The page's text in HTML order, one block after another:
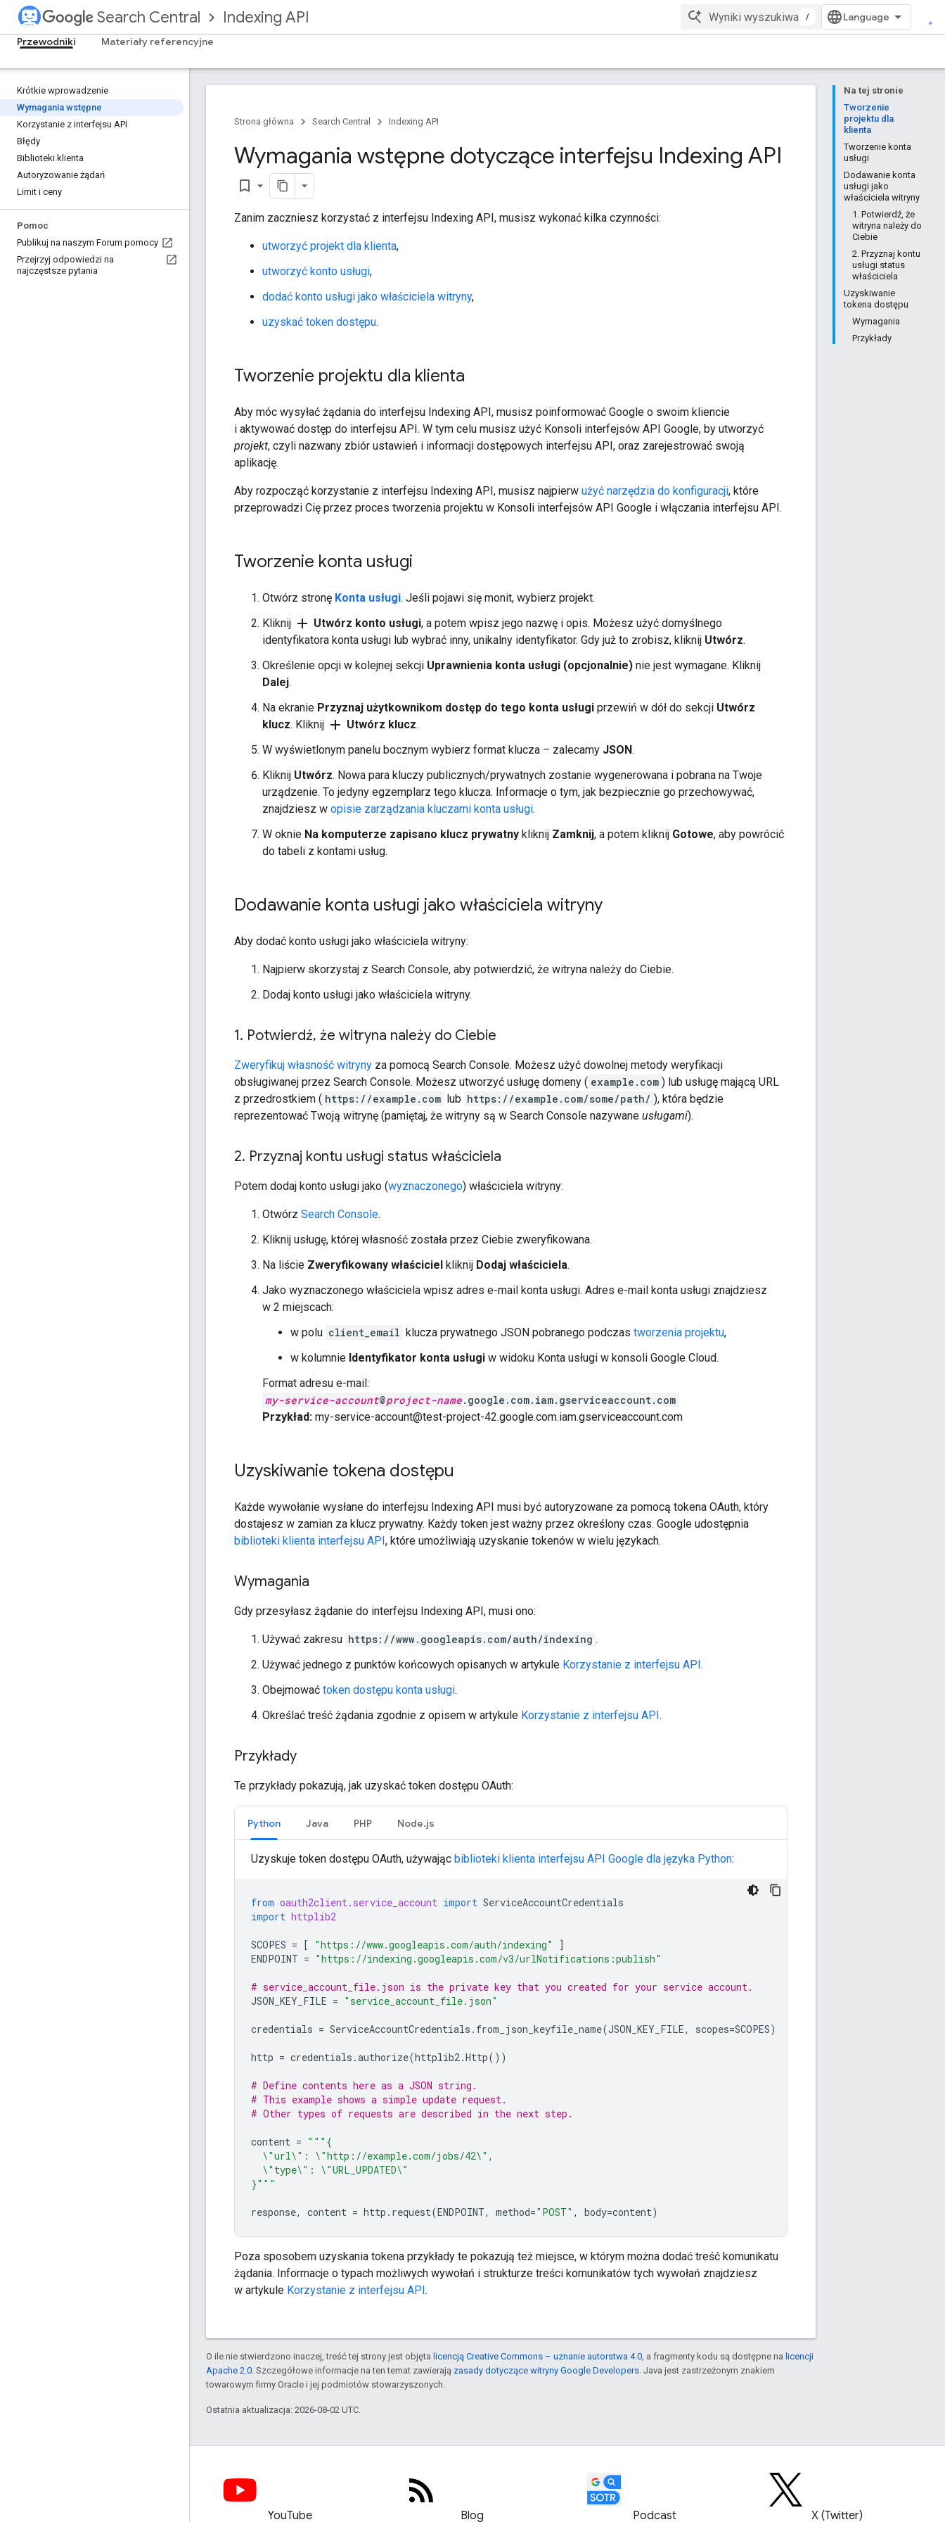
Search Central Indexing API
/
Przewodniki
Materiały referencyjne
Krótkie wprowadzenie
Wymagania wstępne
Korzystanie z interfejsu API
Błędy
Biblioteki klienta
Autoryzowanie żądań
Limit i ceny
Pomoc
Publikuj na naszym Forum pomocy
Przejrzyj odpowiedzi na
najczęstsze pytania
Na tej stronie
Tworzenie
projektu dla
klienta
Tworzenie konta
usługi
Dodawanie konta
usługi jako
właściciela witryny
1. Potwierdź, że
witryna należy do
Ciebie
2. Przyznaj kontu
usługi status
właściciela
Uzyskiwanie
tokena dostępu
Wymagania
Przykłady
Strona główna Search Central Indexing API
Wymagania wstępne dotyczące interfejsu Indexing API
bookmark_border
Zanim zaczniesz korzystać z interfejsu Indexing API, musisz wykonać kilka czynności:
utworzyć projekt dla klienta,
utworzyć konto usługi,
dodać konto usługi jako właściciela witryny,
uzyskać token dostępu.
Tworzenie projektu dla klienta
Aby móc wysyłać żądania do interfejsu Indexing API, musisz poinformować Google o swoim kliencie
i aktywować dostęp do interfejsu API. W tym celu musisz użyć Konsoli interfejsów API Google, by utworzyć
projekt, czyli nazwany zbiór ustawień i informacji dostępowych interfejsu API, oraz zarejestrować swoją
aplikację.
Aby rozpocząć korzystanie z interfejsu Indexing API, musisz najpierw użyć narzędzia do konfiguracji, które
przeprowadzi Cię przez proces tworzenia projektu w Konsoli interfejsów API Google i włączania interfejsu API.
Tworzenie konta usługi
Otwórz stronę Konta usługi. Jeśli pojawi się monit, wybierz projekt.
Kliknij add Utwórz konto usługi, a potem wpisz jego nazwę i opis. Możesz użyć domyślnego
identyfikatora konta usługi lub wybrać inny, unikalny identyfikator. Gdy już to zrobisz, kliknij Utwórz.
Określenie opcji w kolejnej sekcji Uprawnienia konta usługi (opcjonalnie) nie jest wymagane. Kliknij
Dalej.
Na ekranie Przyznaj użytkownikom dostęp do tego konta usługi przewiń w dół do sekcji Utwórz
klucz. Kliknij add Utwórz klucz.
W wyświetlonym panelu bocznym wybierz format klucza – zalecamy JSON.
Kliknij Utwórz. Nowa para kluczy publicznych/prywatnych zostanie wygenerowana i pobrana na Twoje
urządzenie. To jedyny egzemplarz tego klucza. Informacje o tym, jak bezpiecznie go przechowywać,
znajdziesz w opisie zarządzania kluczami konta usługi.
W oknie Na komputerze zapisano klucz prywatny kliknij Zamknij, a potem kliknij Gotowe, aby powrócić
do tabeli z kontami usług.
Dodawanie konta usługi jako właściciela witryny
Aby dodać konto usługi jako właściciela witryny:
Najpierw skorzystaj z Search Console, aby potwierdzić, że witryna należy do Ciebie.
Dodaj konto usługi jako właściciela witryny.
1. Potwierdź, że witryna należy do Ciebie
Zweryfikuj własność witryny za pomocą Search Console. Możesz użyć dowolnej metody weryfikacji
obsługiwanej przez Search Console. Możesz utworzyć usługę domeny ( example.com ) lub usługę mającą URL
z przedrostkiem ( https://example.com lub https://example.com/some/path/ ), która będzie
reprezentować Twoją witrynę (pamiętaj, że witryny są w Search Console nazywane usługami).
2. Przyznaj kontu usługi status właściciela
Potem dodaj konto usługi jako (wyznaczonego) właściciela witryny:
Otwórz Search Console.
Kliknij usługę, której własność została przez Ciebie zweryfikowana.
Na liście Zweryfikowany właściciel kliknij Dodaj właściciela.
Jako wyznaczonego właściciela wpisz adres e-mail konta usługi. Adres e-mail konta usługi znajdziesz
w 2 miejscach:
w polu client_email klucza prywatnego JSON pobranego podczas tworzenia projektu,
w kolumnie Identyfikator konta usługi w widoku Konta usługi w konsoli Google Cloud.
Format adresu e-mail:
my-service-account@project-name.google.com.iam.gserviceaccount.com
Przykład: my-service-account@test-project-42.google.com.iam.gserviceaccount.com
Uzyskiwanie tokena dostępu
Każde wywołanie wysłane do interfejsu Indexing API musi być autoryzowane za pomocą tokena OAuth, który
dostajesz w zamian za klucz prywatny. Każdy token jest ważny przez określony czas. Google udostępnia
biblioteki klienta interfejsu API, które umożliwiają uzyskanie tokenów w wielu językach.
Wymagania
Gdy przesyłasz żądanie do interfejsu Indexing API, musi ono:
Używać zakresu https://www.googleapis.com/auth/indexing .
Używać jednego z punktów końcowych opisanych w artykule Korzystanie z interfejsu API.
Obejmować token dostępu konta usługi.
Określać treść żądania zgodnie z opisem w artykule Korzystanie z interfejsu API.
Przykłady
Te przykłady pokazują, jak uzyskać token dostępu OAuth:
Python Java PHP Node.js
Uzyskuje token dostępu OAuth, używając biblioteki klienta interfejsu API Google dla języka Python:
from oauth2client.service_account import ServiceAccountCredentials
import httplib2
SCOPES = [ "https://www.googleapis.com/auth/indexing"
]
ENDPOINT = "https://indexing.googleapis.com/v3/urlNotifications:publish"
# service_account_file.json is the private key that you created for your service account.
JSON_KEY_FILE = "service_account_file.json"
credentials = ServiceAccountCredentials . from_json_keyfile_name(JSON_KEY_FILE, scopes=SCOPES)
http = credentials .authorize(httplib2.Http())
# Define contents here as a JSON string.
# This example shows a simple update request.
# Other types of requests are described in the next step.
content = """{
\"url\" : \"http://example.com/jobs/42\" ,
\" type\" : \"URL_UPDATED\"
}"""
response, content = http . request(ENDPOINT, method="POST" , body=content)
Poza sposobem uzyskania tokena przykłady te pokazują też miejsce, w którym można dodać treść komunikatu
żądania. Informacje o typach możliwych wywołań i strukturze treści komunikatów tych wywołań znajdziesz
w artykule Korzystanie z interfejsu API.
O ile nie stwierdzono inaczej, treść tej strony jest objęta licencją Creative Commons – uznanie autorstwa 4.0 , a fragmenty kodu są dostępne na licencji
Apache 2.0 . Szczegółowe informacje na ten temat zawierają zasady dotyczące witryny Google Developers . Java jest zastrzeżonym znakiem
towarowym firmy Oracle i jej podmiotów stowarzyszonych.
Ostatnia aktualizacja: 2026-08-02 UTC.
YouTube Blog Podcast X (Twitter)